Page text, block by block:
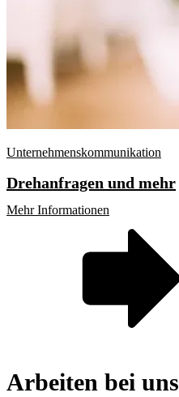
Unternehmenskommunikation
Drehanfragen und mehr
Mehr Informationen
Arbeiten bei uns